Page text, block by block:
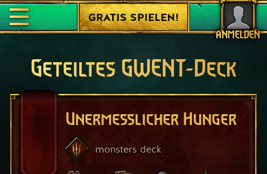
ANMELDEN
GRATIS SPIELEN!
Geteiltes GWENT-Deck
Unermesslicher Hunger
monsters deck